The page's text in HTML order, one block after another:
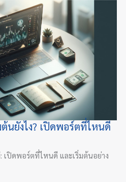
นยังไง? เปิดพอร์ตที่ไหนดี
เปิดพอร์ตที่ไหนดี และเริ่มต้นอย่าง